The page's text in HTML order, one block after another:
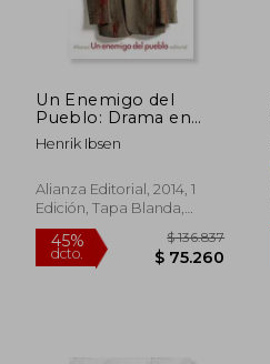
45%
dcto. $ 114.215
Un Enemigo del
Pueblo: Drama en
Cinco Actos
Henrik Ibsen
Alianza Editorial, 2014, 1
Edición, Tapa Blanda,
Nuevo